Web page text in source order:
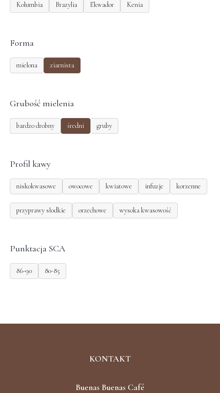
Kolumbia Brazylia Ekwador Kenia
Forma
mielona ziarnista
Grubość mielenia
bardzo drobny średni gruby
Profil kawy
niskokwasowe owocowe kwiatowe infuzje korzenne
przyprawy słodkie orzechowe wysoka kwasowość
Punktacja SCA
86-90 80-85
KONTAKT
Buenas Buenas Café